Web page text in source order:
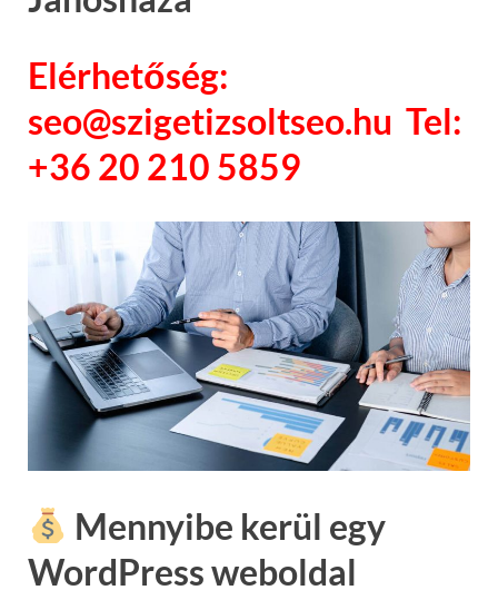
Elérhetőség:
seo@szigetizsoltseo.hu Tel:
+36 20 210 5859
Mennyibe kerül egy
WordPress weboldal